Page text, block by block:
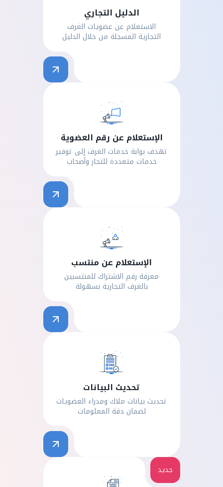
الدليل التجاري
الاستعلام عن عضويات الغرف
التجارية المسجلة من خلال الدليل
الإستعلام عن رقم العضوية
تهدف بوابة خدمات الغرف إلى توفير
خدمات متعددة للتجار وأصحاب
الإستعلام عن منتسب
معرفة رقم الاشتراك للمنتسبين
بالغرف التجارية بسهولة
تحديث البيانات
تحديث بيانات ملاك ومدراء العضويات
لضمان دقة المعلومات
جديد